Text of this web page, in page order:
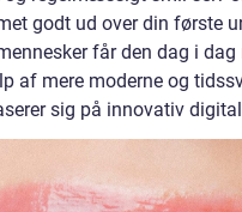
godt ud over din første
får den dag i dag
af mere moderne og
sig på innovativ